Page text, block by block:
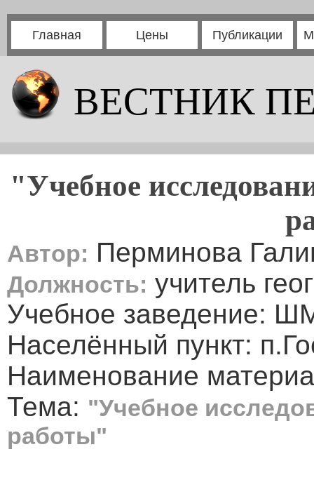
Главная Цены Публикации
ВЕСТНИК
"Учебное
Автор: Перминова
Должность: учитель
Учебное заведение:
Населённый пункт:
Наименование
Тема: "Учебное
работы"